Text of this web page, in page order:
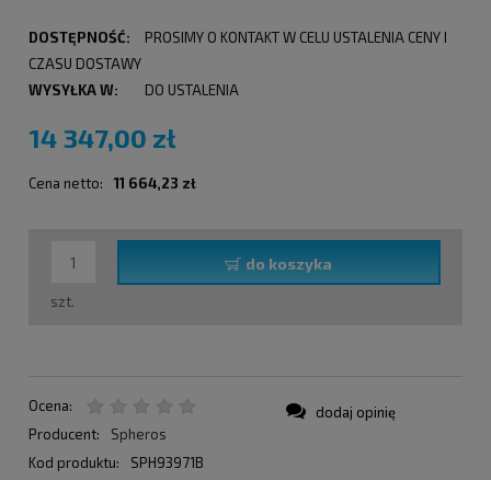
DOSTĘPNOŚĆ:
PROSIMY O KONTAKT W CELU USTALENIA CENY I
CZASU DOSTAWY
WYSYŁKA W:
DO USTALENIA
14 347,00 zł
Cena netto: 11 664,23 zł
szt.
do koszyka
Ocena:
Producent:
Spheros
Kod produktu:
SPH93971B
dodaj opinię